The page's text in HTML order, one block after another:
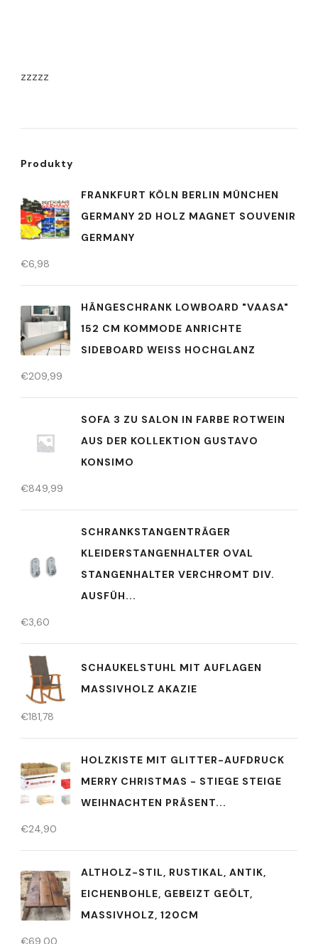
zzzzz
Produkty
FRANKFURT KÖLN BERLIN MÜNCHEN
GERMANY 2D HOLZ MAGNET SOUVENIR
GERMANY
€6,98
HÄNGESCHRANK LOWBOARD "VAASA"
152 CM KOMMODE ANRICHTE
SIDEBOARD WEISS HOCHGLANZ
€209,99
SOFA 3 ZU SALON IN FARBE ROTWEIN
AUS DER KOLLEKTION GUSTAVO
KONSIMO
€849,99
SCHRANKSTANGENTRÄGER
KLEIDERSTANGENHALTER OVAL
STANGENHALTER VERCHROMT DIV.
AUSFÜH...
€3,60
SCHAUKELSTUHL MIT AUFLAGEN
MASSIVHOLZ AKAZIE
€181,78
HOLZKISTE MIT GLITTER-AUFDRUCK
MERRY CHRISTMAS - STIEGE STEIGE
WEIHNACHTEN PRÄSENT...
€24,90
ALTHOLZ-STIL, RUSTIKAL, ANTIK,
EICHENBOHLE, GEBEIZT GEÖLT,
MASSIVHOLZ, 120CM
€69,00